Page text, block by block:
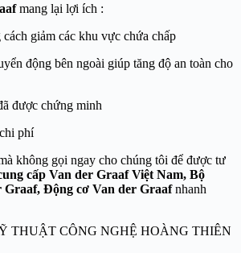
mang lại lợi ích :
giảm các khu vực chứa chấp
động bên ngoài giúp tăng độ an toàn cho
được chứng minh
phí
không gọi ngay cho chúng tôi để được tư
cấp Van der GraafViệt Nam, Bộ
Graaf, Động cơ Van der Graafnhanh
THUẬT CÔNG NGHỆ HOÀNG THIÊN